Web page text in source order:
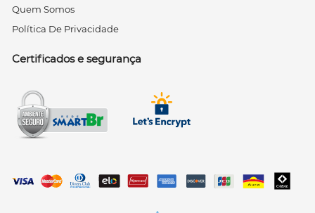
Quem Somos
Política De Privacidade
Certificados e segurança